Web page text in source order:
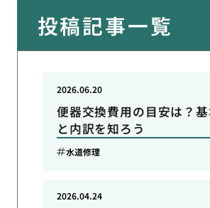
投稿記事一覧
便器交換費用の目安は？
と内訳を知ろう
2026.06.20
水道修理
2026.04.24